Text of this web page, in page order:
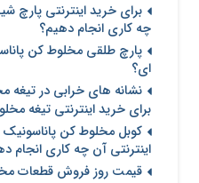
برای خرید اینترنتی پارچ
چه کاری انجام دهیم؟
پارچ طلقی مخلوط کن
ای؟
نشانه های خرابی در تیغه
برای خرید اینترنتی تیغه
کوبل مخلوط کن
اینترنتی آن چه کاری انجام
قیمت روز فروش قطعات